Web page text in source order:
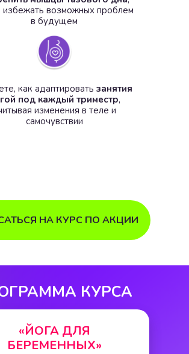
избежать возможных проблем
в будущем
как адаптировать занятия
под каждый триместр,
изменения в теле и
самочувствии
НА КУРС ПО АКЦИИ
«ЙОГА ДЛЯ
БЕРЕМЕННЫХ»
КУРСА